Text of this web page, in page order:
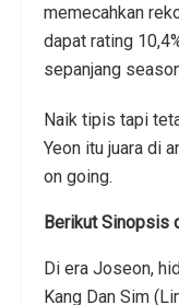
memecahkan
dapat rating
sepanjang
Naik tipis tapi
Yeon itu juara di
on going.
Berikut Sinopsis
Di era Joseon,
Kang Dan Sim